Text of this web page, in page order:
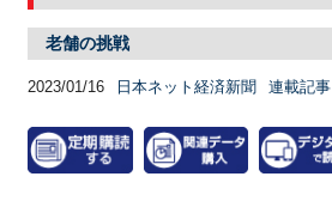
老舗の挑戦
2023/01/16 日本ネット経済新聞 連載記事